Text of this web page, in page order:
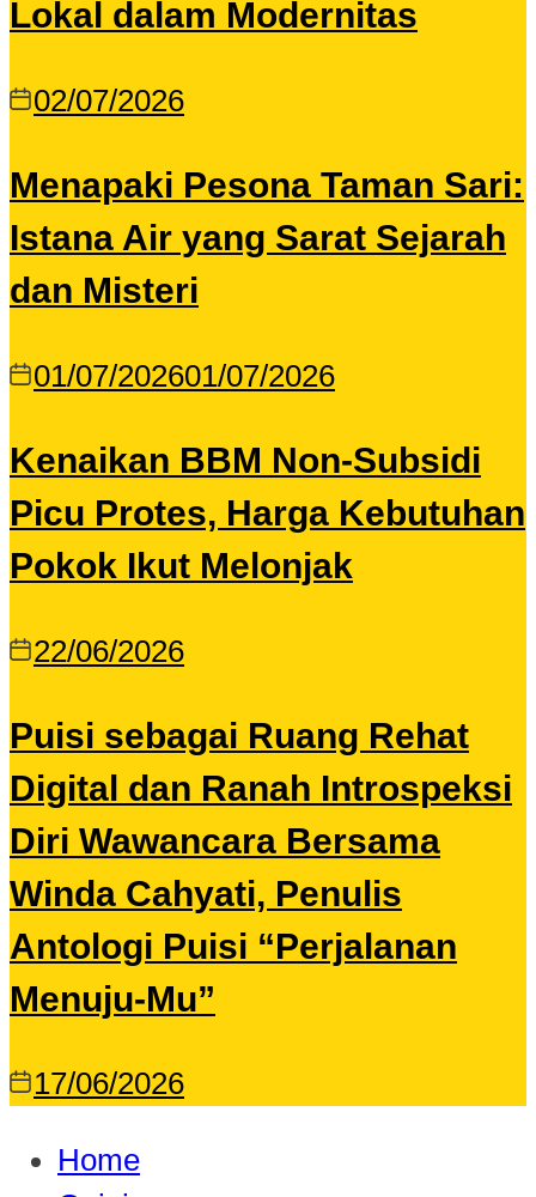
Lokal dalam Modernitas
02/07/2026
Menapaki Pesona Taman Sari:
Istana Air yang Sarat Sejarah
dan Misteri
01/07/202601/07/2026
Kenaikan BBM Non-Subsidi
Picu Protes, Harga Kebutuhan
Pokok Ikut Melonjak
22/06/2026
Puisi sebagai Ruang Rehat
Digital dan Ranah Introspeksi
Diri Wawancara Bersama
Winda Cahyati, Penulis
Antologi Puisi “Perjalanan
Menuju-Mu”
17/06/2026
Home